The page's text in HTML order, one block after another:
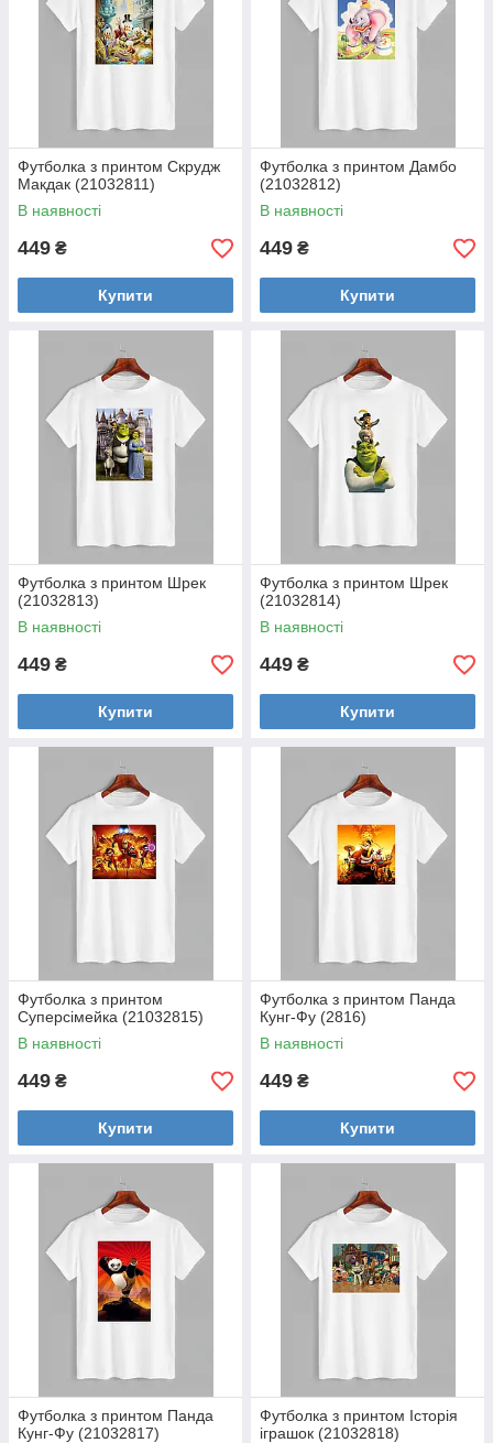
Футболка з принтом Скрудж
Макдак (21032811)
В наявності
449 ₴
Купити
Футболка з принтом Дамбо
(21032812)
В наявності
449 ₴
Купити
Футболка з принтом Шрек
(21032813)
В наявності
449 ₴
Купити
Футболка з принтом Шрек
(21032814)
В наявності
449 ₴
Купити
Футболка з принтом
Суперсімейка (21032815)
В наявності
449 ₴
Купити
Футболка з принтом Панда
Кунг-Фу (2816)
В наявності
449 ₴
Купити
Футболка з принтом Панда
Кунг-Фу (21032817)
Футболка з принтом Історія
іграшок (21032818)